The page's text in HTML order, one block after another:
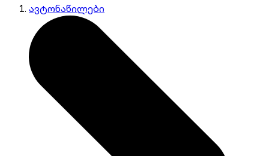
ავტონაწილები